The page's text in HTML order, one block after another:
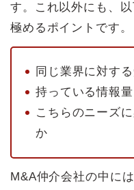
す。これ以外にも、
極めるポイントです。
同じ業界に対す
持っている情報量
こちらのニーズ
か
M&A仲介会社の中に